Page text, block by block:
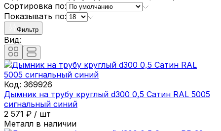
Сортировка по:
Показывать по:
Фильтр
Вид:
Код: 369926
Дымник на трубу круглый d300 0,5 Сатин RAL 5005
сигнальный синий
2 571 ₽ / шт
Металл в наличии